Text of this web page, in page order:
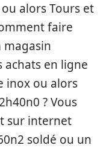
ou alors Tours et
faire
achats en ligne
inox ou alors
? Vous
sur internet
soldé ou un